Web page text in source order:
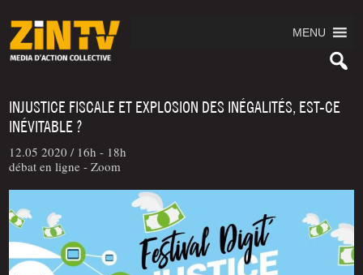
MENU
INJUSTICE FISCALE ET EXPLOSION DES INÉGALITÉS, EST-CE
INÉVITABLE ?
12.05 2020 / 16h - 18h
débat en ligne - Zoom